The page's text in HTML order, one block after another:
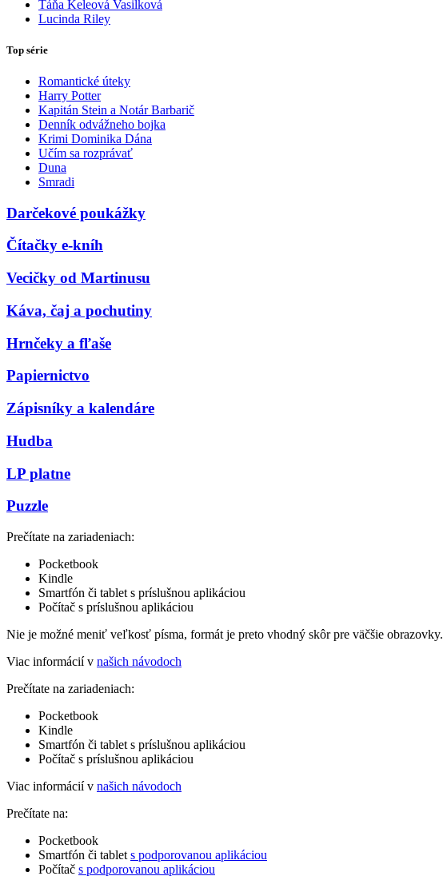
Táňa Keleová Vasilková
Lucinda Riley
Top série
Romantické úteky
Harry Potter
Kapitán Stein a Notár Barbarič
Denník odvážneho bojka
Krimi Dominika Dána
Učím sa rozprávať
Duna
Smradi
Darčekové poukážky
Čítačky e-kníh
Vecičky od Martinusu
Káva, čaj a pochutiny
Hrnčeky a fľaše
Papiernictvo
Zápisníky a kalendáre
Hudba
LP platne
Puzzle
Prečítate na zariadeniach:
Pocketbook
Kindle
Smartfón či tablet s príslušnou aplikáciou
Počítač s príslušnou aplikáciou
Nie je možné meniť veľkosť písma, formát je preto vhodný skôr pre väčšie obrazovky.
Viac informácií v našich návodoch
Prečítate na zariadeniach:
Pocketbook
Kindle
Smartfón či tablet s príslušnou aplikáciou
Počítač s príslušnou aplikáciou
Viac informácií v našich návodoch
Prečítate na:
Pocketbook
Smartfón či tablet s podporovanou aplikáciou
Počítač s podporovanou aplikáciou